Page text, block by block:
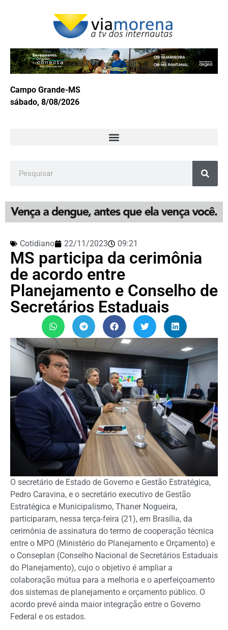
Campo Grande-MS
sábado, 8/08/2026
Cotidiano 22/11/2023 09:21
MS participa da cerimônia
de acordo entre
Planejamento e Conselho de
Secretários Estaduais
O secretário de Estado de Governo e Gestão Estratégica,
Pedro Caravina, e o secretário executivo de Gestão
Estratégica e Municipalismo, Thaner Nogueira,
participaram, nessa terça-feira (21), em Brasília, da
cerimônia de assinatura do termo de cooperação técnica
entre o MPO (Ministério do Planejamento e Orçamento) e
o Conseplan (Conselho Nacional de Secretários Estaduais
do Planejamento), cujo o objetivo é ampliar a
colaboração mútua para a melhoria e o aperfeiçoamento
dos sistemas de planejamento e orçamento público. O
acordo prevê ainda maior integração entre o Governo
Federal e os estados.